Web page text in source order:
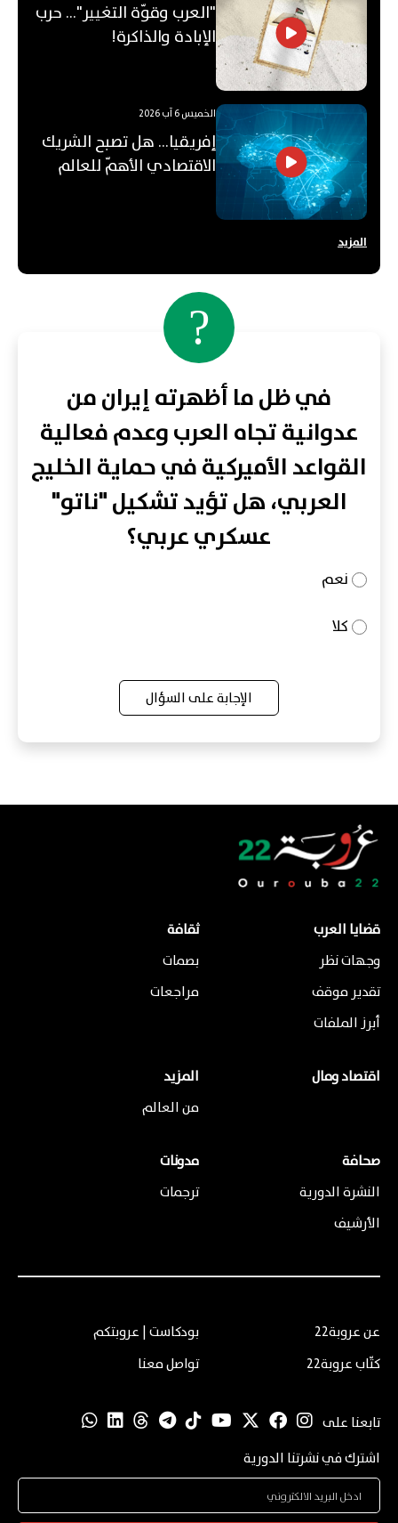
"العرب وقوّة التغيير"... حرب
الإبادة والذاكرة!
الخميس 6 آب 2026
إفريقيا... هل تصبح الشريك
الاقتصادي الأهمّ للعالم
المزيد
?
في ظل ما أظهرته إيران من
عدوانية تجاه العرب وعدم فعالية
القواعد الأميركية في حماية الخليج
العربي، هل تؤيد تشكيل "ناتو"
عسكري عربي؟
نعم
كلا
الإجابة على السؤال
قضايا العرب
وجهات نظر
تقدير موقف
أبرز الملفات
ثقافة
بصمات
مراجعات
اقتصاد ومال
المزيد
من العالم
صحافة
النشرة الدورية
الأرشيف
مدونات
ترجمات
عن عروبة22
كتّاب عروبة22
بودكاست | عروبتكم
تواصل معنا
تابعنا على
اشترك في نشرتنا الدورية